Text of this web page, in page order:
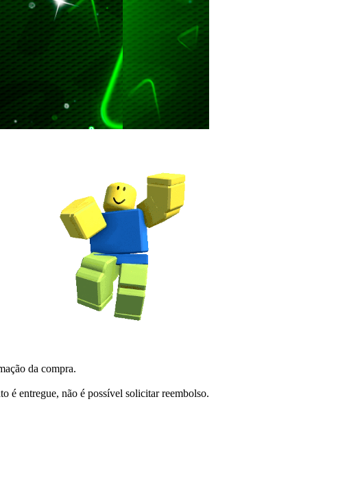
da compra.
é entregue, não é possível solicitar reembolso.